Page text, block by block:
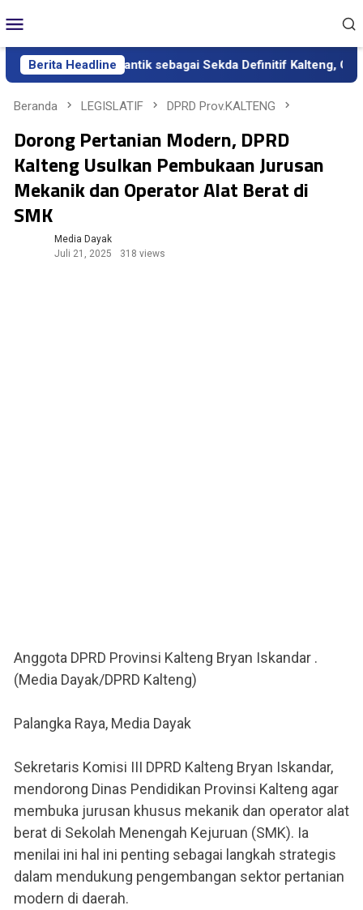
ke
kontenMobile
Berita Headline
Resmi Dilantik sebagai Sekda Definitif Kalteng,
Beranda LEGISLATIF DPRD Prov.KALTENG
Dorong Pertanian Modern, DPRD
Kalteng Usulkan Pembukaan Jurusan
Mekanik dan Operator Alat Berat di
SMK
Media Dayak
Juli 21, 2025
318 views
Anggota DPRD Provinsi Kalteng Bryan Iskandar .
(Media Dayak/DPRD Kalteng)
Palangka Raya, Media Dayak
Sekretaris Komisi III DPRD Kalteng Bryan Iskandar,
mendorong Dinas Pendidikan Provinsi Kalteng agar
membuka jurusan khusus mekanik dan operator alat
berat di Sekolah Menengah Kejuruan (SMK). Ia
menilai ini hal ini penting sebagai langkah strategis
dalam mendukung pengembangan sektor pertanian
modern di daerah.